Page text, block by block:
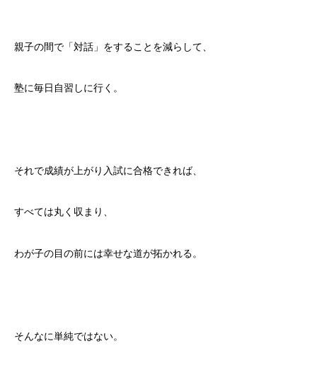
親子の間で「対話」をすることを減らして、
塾に毎日自習しに行く。
それで成績が上がり入試に合格できれば、
すべては丸く収まり、
わが子の目の前には幸せな道が拓かれる。
そんなに単純ではない。